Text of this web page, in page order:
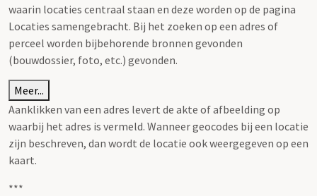
waarin locaties centraal staan en deze worden op de pagina
Locaties samengebracht. Bij het zoeken op een adres of
perceel worden bijbehorende bronnen gevonden
(bouwdossier, foto, etc.) gevonden.
Meer...
Aanklikken van een adres levert de akte of afbeelding op
waarbij het adres is vermeld. Wanneer geocodes bij een locatie
zijn beschreven, dan wordt de locatie ook weergegeven op een
kaart.
***